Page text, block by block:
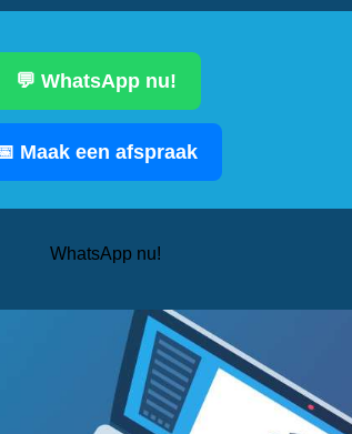
💬 WhatsApp nu!
Maak een afspraak
WhatsApp nu!